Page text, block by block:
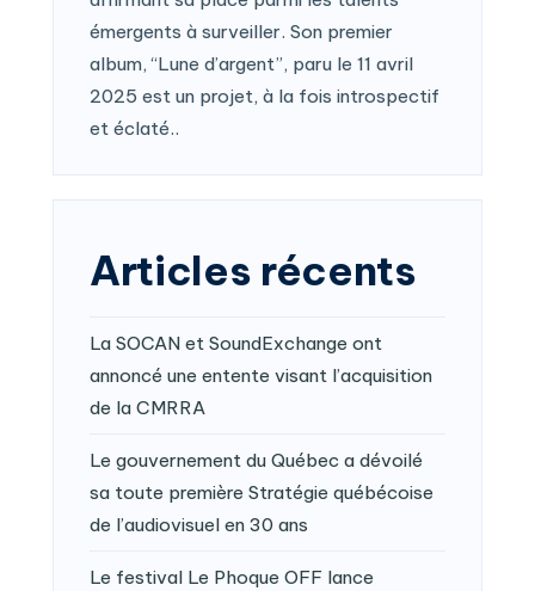
émergents à surveiller. Son premier
album, “Lune d’argent”, paru le 11 avril
2025 est un projet, à la fois introspectif
et éclaté..
Articles récents
La SOCAN et SoundExchange ont
annoncé une entente visant l’acquisition
de la CMRRA
Le gouvernement du Québec a dévoilé
sa toute première Stratégie québécoise
de l’audiovisuel en 30 ans
Le festival Le Phoque OFF lance